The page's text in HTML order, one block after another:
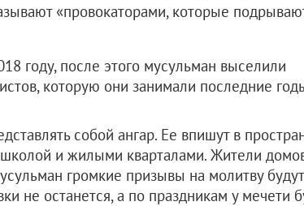
«провокаторами, которые
году, после этого мусульман выселили
которую они занимали последние
собой ангар. Ее впишут в
и жилыми кварталами. Жители
громкие призывы на молитву будут
не останется, а по праздникам у мечети